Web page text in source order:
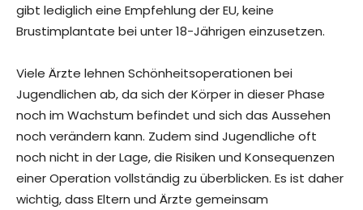
gibt lediglich eine Empfehlung der EU, keine
Brustimplantate bei unter 18-Jährigen einzusetzen.
Viele Ärzte lehnen Schönheitsoperationen bei
Jugendlichen ab, da sich der Körper in dieser Phase
noch im Wachstum befindet und sich das Aussehen
noch verändern kann. Zudem sind Jugendliche oft
noch nicht in der Lage, die Risiken und Konsequenzen
einer Operation vollständig zu überblicken. Es ist daher
wichtig, dass Eltern und Ärzte gemeinsam